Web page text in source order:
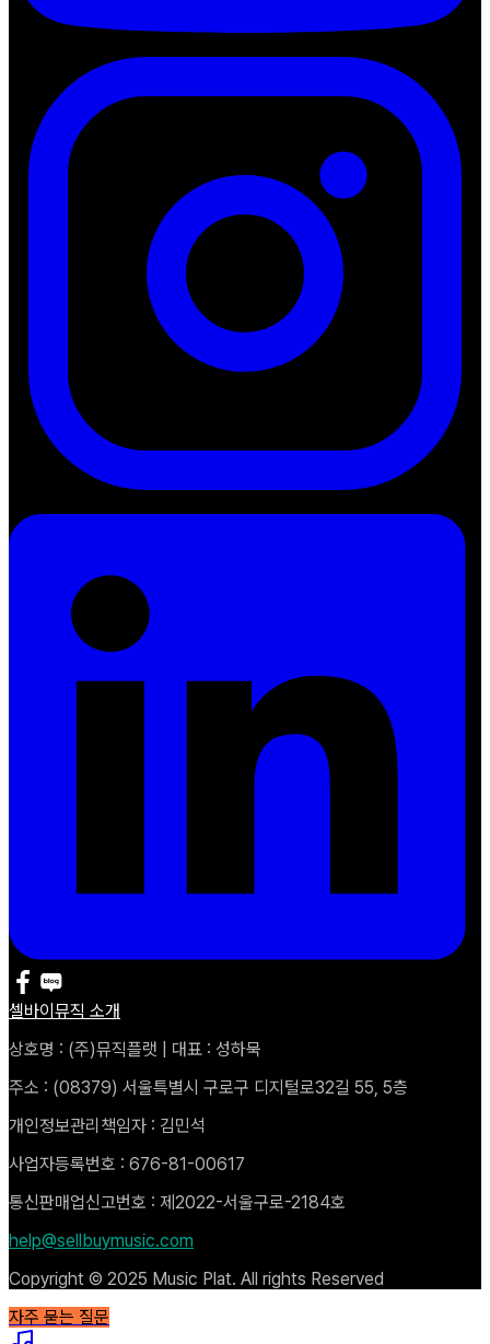
셀바이뮤직 소개
상호명 : (주)뮤직플랫 | 대표 : 성하묵
주소 : (08379) 서울특별시 구로구 디지털로32길 55, 5층
개인정보관리책임자 : 김민석
사업자등록번호 : 676-81-00617
통신판매업신고번호 : 제2022-서울구로-2184호
help@sellbuymusic.com
Copyright © 2025 Music Plat. All rights Reserved
자주 묻는 질문